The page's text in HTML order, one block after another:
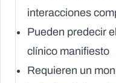
interacciones
Pueden predecir
clínico manifiesto
Requieren un